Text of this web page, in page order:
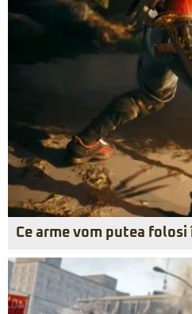
Ce arme vom putea folosi